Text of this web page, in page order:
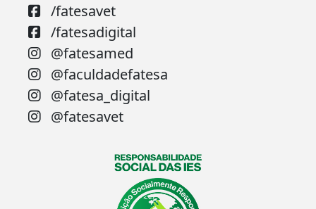
/fatesavet
/fatesadigital
@fatesamed
@faculdadefatesa
@fatesa_digital
@fatesavet